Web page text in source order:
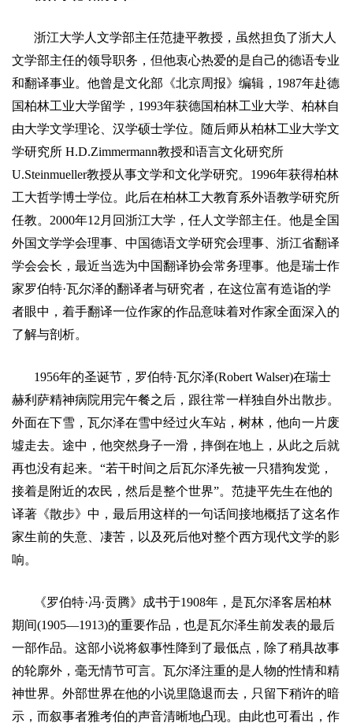
浙江大学人文学部主任范捷平教授，虽然担负了浙大人
文学部主任的领导职务，但他衷心热爱的是自己的德语专业
和翻译事业。他曾是文化部《北京周报》编辑， 1987年赴德
国柏林工业大学留学， 1993年获德国柏林工业大学、柏林自
由大学文学理论、汉学硕士学位。随后师从柏林工业大学文
学研究所 H.D.Zimmermann教授和语言文化研究所
U.Steinmueller教授从事文学和文化学研究。 1996年获得柏林
工大哲学博士学位。此后在柏林工大教育系外语教学研究所
任教。 2000年12 月回浙江大学，任人文学部主任。他是全国
外国文学学会理事、中国德语文学研究会理事、浙江省翻译
学会会长，最近当选为中国翻译协会常务理事。他是瑞士作
家罗伯特·瓦尔泽的翻译者与研究者，在这位富有造诣的学
者眼中，着手翻译一位作家的作品意味着对作家全面深入的
了解与剖析。
1956年的圣诞节，罗伯特·瓦尔泽(Robert Walser)在瑞士
赫利萨精神病院用完午餐之后，跟往常一样独自外出散步。
外面在下雪，瓦尔泽在雪中经过火车站，树林，他向一片废
墟走去。途中，他突然身子一滑，摔倒在地上，从此之后就
再也没有起来。 “若干时间之后瓦尔泽先被一只猎狗发觉，
接着是附近的农民，然后是整个世界”。 范捷平先生在他的
译著《散步》中，最后用这样的一句话间接地概括了这名作
家生前的失意、凄苦，以及死后他对整个西方现代文学的影
响。
《罗伯特·冯·贡腾》成书于1908年，是瓦尔泽客居柏林
期间(1905—1913)的重要作品，也是瓦尔泽生前发表的最后
一部作品。这部小说将叙事性降到了最低点，除了稍具故事
的轮廓外，毫无情节可言。瓦尔泽注重的是人物的性情和精
神世界。外部世界在他的小说里隐退而去，只留下稍许的暗
示，而叙事者雅考伯的声音清晰地凸现。由此也可看出，作